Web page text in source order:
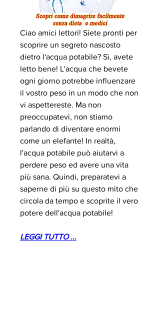
Ciao amici lettori! Siete pronti per
scoprire un segreto nascosto
dietro l'acqua potabile? Sì, avete
letto bene! L'acqua che bevete
ogni giorno potrebbe influenzare
il vostro peso in un modo che non
vi aspettereste. Ma non
preoccupatevi, non stiamo
parlando di diventare enormi
come un elefante! In realtà,
l'acqua potabile può aiutarvi a
perdere peso ed avere una vita
più sana. Quindi, preparatevi a
saperne di più su questo mito che
circola da tempo e scoprite il vero
potere dell'acqua potabile!
LEGGI TUTTO ...